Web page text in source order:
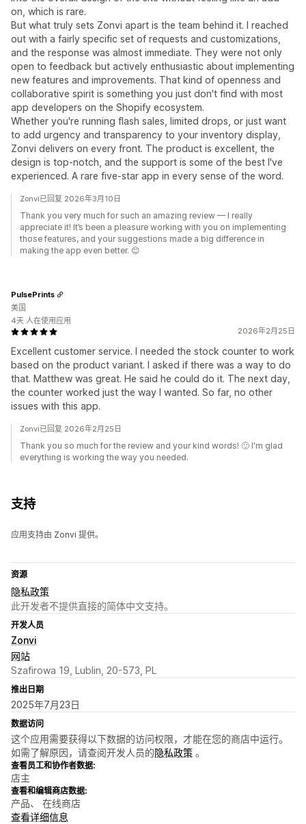
on, which is rare.
But what truly sets Zonvi apart is the team behind it. I reached
out with a fairly specific set of requests and customizations,
and the response was almost immediate. They were not only
open to feedback but actively enthusiastic about implementing
new features and improvements. That kind of openness and
collaborative spirit is something you just don't find with most
app developers on the Shopify ecosystem.
Whether you're running flash sales, limited drops, or just want
to add urgency and transparency to your inventory display,
Zonvi delivers on every front. The product is excellent, the
design is top-notch, and the support is some of the best I've
experienced. A rare five-star app in every sense of the word.
Zonvi已回复 2026年3月10日
Thank you very much for such an amazing review — I really
appreciate it! It’s been a pleasure working with you on implementing
those features, and your suggestions made a big difference in
making the app even better. 😊
2026年2月25日
Excellent customer service. I needed the stock counter to work
based on the product variant. I asked if there was a way to do
that. Matthew was great. He said he could do it. The next day,
the counter worked just the way I wanted. So far, no other
issues with this app.
PulsePrints
美国
4天 人在使用应用
Zonvi已回复 2026年2月25日
Thank you so much for the review and your kind words! 🙂 I'm glad
everything is working the way you needed.
支持
应用支持由 Zonvi 提供。
资源
隐私政策
此开发者不提供直接的简体中文支持。
开发人员
Zonvi
网站
Szafirowa 19, Lublin, 20-573, PL
推出日期
2025年7月23日
数据访问
这个应用需要获得以下数据的访问权限，才能在您的商店中运行。
如需了解原因，请查阅开发人员的隐私政策 。
查看员工和协作者数据:
店主
查看和编辑商店数据:
产品、 在线商店
查看详细信息